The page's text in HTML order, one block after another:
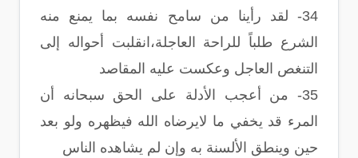
34- لقد رأينا من سامح نفسه بما يمنع منه
الشرع طلباً للراحة العاجلة،انقلبت أحواله إلى
التنغص العاجل وعكست عليه المقاصد
35- من أعجب الأدلة على الحق سبحانه أن
المرء قد يخفي ما لايرضاه الله فيظهره ولو بعد
حين وينطق الألسنة به وإن لم يشاهده الناس